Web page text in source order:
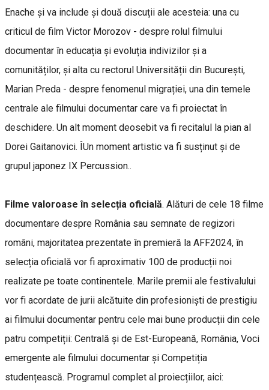
Enache și va include și două discuții ale acesteia: una cu
criticul de film Victor Morozov - despre rolul filmului
documentar în educația și evoluția indivizilor și a
comunităților, și alta cu rectorul Universității din București,
Marian Preda - despre fenomenul migrației, una din temele
centrale ale filmului documentar care va fi proiectat în
deschidere. Un alt moment deosebit va fi recitalul la pian al
Dorei Gaitanovici. ÎUn moment artistic va fi susținut și de
grupul japonez IX Percussion..
Filme valoroase în selecția oficială. Alături de cele 18 filme
documentare despre România sau semnate de regizori
români, majoritatea prezentate în premieră la AFF2024, în
selecția oficială vor fi aproximativ 100 de producții noi
realizate pe toate continentele. Marile premii ale festivalului
vor fi acordate de jurii alcătuite din profesioniști de prestigiu
ai filmului documentar pentru cele mai bune producții din cele
patru competiții: Centrală și de Est-Europeană, România, Voci
emergente ale filmului documentar și Competiția
studențească. Programul complet al proiecțiilor, aici: